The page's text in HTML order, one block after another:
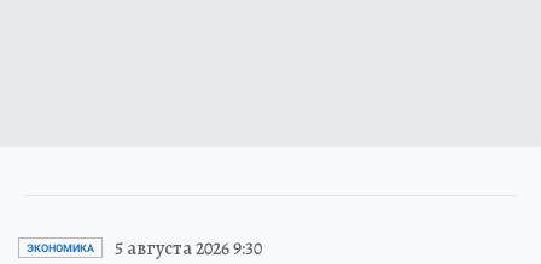
ЭКОНОМИКА 5 августа 2026 9:30